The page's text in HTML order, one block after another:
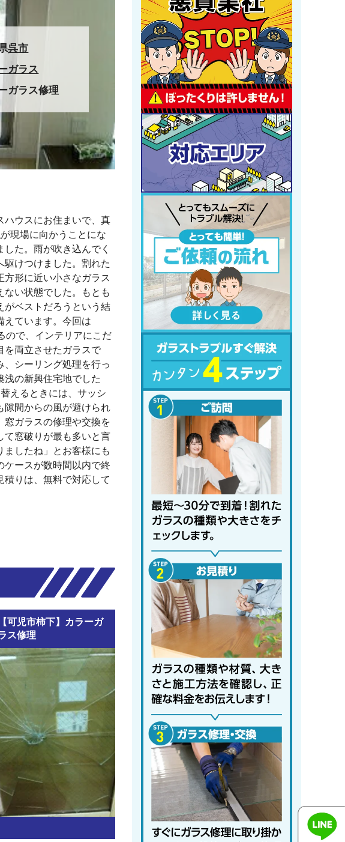
呉市
ガラス
ガラス修理
ハウスにお住まいで、真
現場に向かうことにな
た。雨が吹き込んでく
駆けつけました。割れた
形に近い小さなガラス
い状態でした。もとも
がベストだろうという結
えています。今回は
ので、インテリアにこだ
を両立させたガラスで
シーリング処理を行っ
浅の新興住宅地でした
えるときには、サッシ
隙間からの風が避けられ
窓ガラスの修理や交換を
て窓破りが最も多いと言
したね」とお客様にも
ケースが数時間以内で終
りは、無料で対応して
【可児市柿下】カラーガ
ス修理